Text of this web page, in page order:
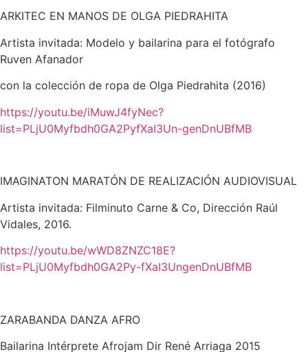
ARKITEC EN MANOS DE OLGA PIEDRAHITA
Artista invitada: Modelo y bailarina para el fotógrafo
Ruven Afanador
con la colección de ropa de Olga Piedrahita (2016)
https://youtu.be/iMuwJ4fyNec?
list=PLjU0Myfbdh0GA2PyfXaI3Un-genDnUBfMB
IMAGINATON MARATÓN DE REALIZACIÓN AUDIOVISUAL
Artista invitada: Filminuto Carne & Co, Dirección Raúl
Vidales, 2016.
https://youtu.be/wWD8ZNZC18E?
list=PLjU0Myfbdh0GA2Py-fXaI3UngenDnUBfMB
ZARABANDA DANZA AFRO
Bailarina Intérprete Afrojam Dir René Arriaga 2015